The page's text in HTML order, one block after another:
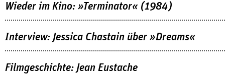
Wieder im Kino: »Terminator« (1984)
Interview: Jessica Chastain über »Dreams«
Filmgeschichte: Jean Eustache